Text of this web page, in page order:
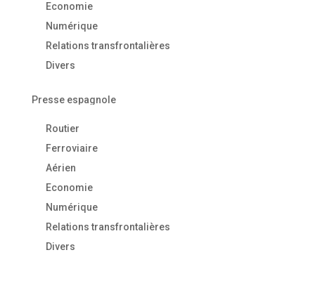
Economie
Numérique
Relations transfrontalières
Divers
Presse espagnole
Routier
Ferroviaire
Aérien
Economie
Numérique
Relations transfrontalières
Divers